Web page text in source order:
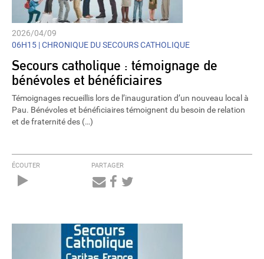
2026/04/09
06H15 |CHRONIQUE DU SECOURS CATHOLIQUE
Secours catholique : témoignage de
bénévoles et bénéficiaires
Témoignages recueillis lors de l’inauguration d’un nouveau local à
Pau. Bénévoles et bénéficiaires témoignent du besoin de relation
et de fraternité des (…)
ÉCOUTER PARTAGER